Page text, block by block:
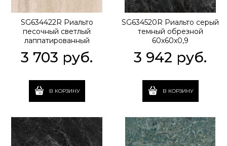
SG634422R Риальто
песочный светлый
лаппатированный
обрезной 60x60x0,9
3 703 руб.
В КОРЗИНУ
SG634520R Риальто серый
темный обрезной
60x60x0,9
3 942 руб.
В КОРЗИНУ